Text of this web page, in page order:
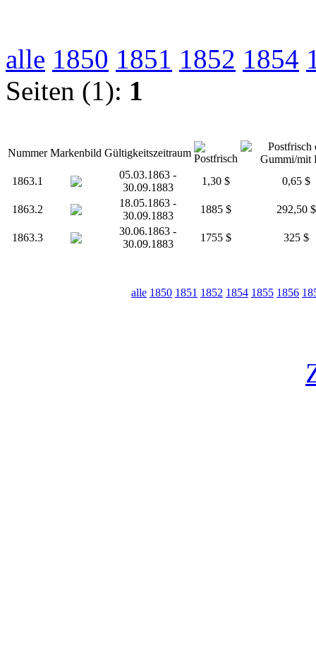
alle 1850 1851 1852 1854
Seiten (1): 1
Nummer Markenbild Gültigkeitszeitraum
1863.1
05.03.1863 -
30.09.1883
1,30 $ 0,65 $
1863.2
18.05.1863 -
30.09.1883
1885 $ 292,50 $
1863.3
30.06.1863 -
30.09.1883
1755 $ 325 $
alle 1850 1851 1852 1854 1855 1856